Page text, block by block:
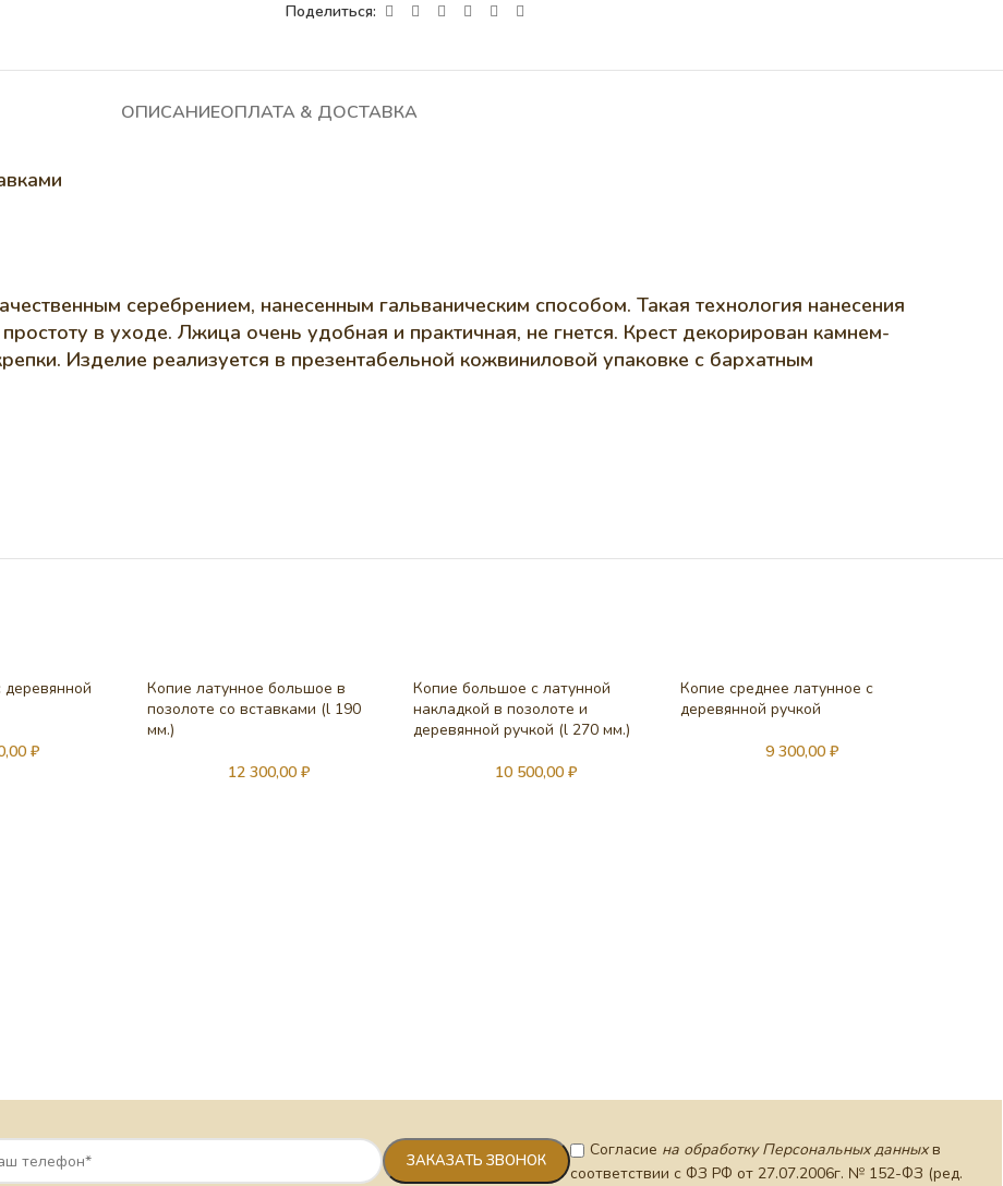
Поделиться:
ОПИСАНИЕОПЛАТА & ДОСТАВКА
серебрением, нанесенным гальваническим способом. Такая технология нанесения
в уходе. Лжица очень удобная и практичная, не гнется. Крест декорирован камнем-
Изделие реализуется в презентабельной кожвиниловой упаковке с бархатным
₽
Копие латунное большое в
позолоте со вставками (l 190
мм.)
12 300,00₽
Копие большое с латунной
накладкой в позолоте и
деревянной ручкой (l 270 мм.)
10 500,00 ₽
Копие среднее латунное с
деревянной ручкой
9 300,00₽
Согласие на обработку Персональных данныхв
соответствии с ФЗ РФ от 27.07.2006г. № 152-ФЗ (ред.